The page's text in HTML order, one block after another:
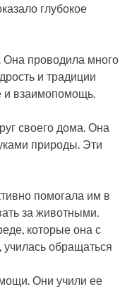
глубокое
Она проводила много
и традиции
и взаимопомощь.
своего дома. Она
природы. Эти
помогала им в
за животными.
которые она с
обращаться
Они учили ее